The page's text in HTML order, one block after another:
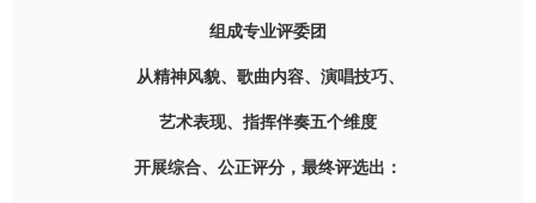
组成专业评委团
从精神风貌、歌曲内容、演唱技巧、
艺术表现、指挥伴奏五个维度
开展综合、公正评分，最终评选出：